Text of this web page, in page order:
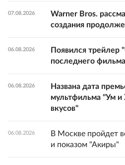
07.08.2026
Warner Bros.
создания
06.08.2026
Появился трейлер
последнего
06.08.2026
Названа дата
мультфильма "Ум и
вкусов"
06.08.2026
В Москве пройдет
и показом "Акиры"